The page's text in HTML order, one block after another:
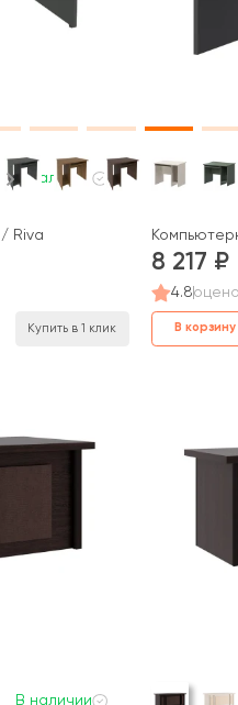
В наличии
Riva
Купить в 1 клик
8 217
4.8
В корзину
В наличии